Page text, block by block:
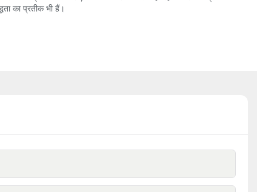
का प्रतीक भी हैं।